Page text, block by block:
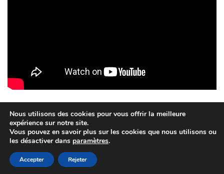
Création QUEBRIAC - 2015
Politique de confidentialité
Facebook
Fièrement propulsé par
Nous utilisons des cookies pour vous offrir la meilleure
expérience sur notre site.
Vous pouvez en savoir plus sur les cookies que nous utilisons ou
les désactiver dans paramètres.
Accepter Rejeter